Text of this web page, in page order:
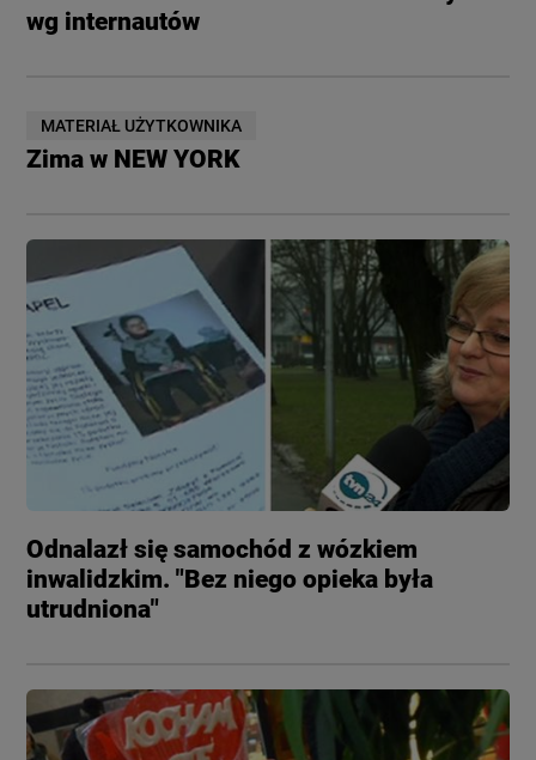
wg internautów
MATERIAŁ UŻYTKOWNIKA
Zima w NEW YORK
Odnalazł się samochód z wózkiem
inwalidzkim. "Bez niego opieka była
utrudniona"